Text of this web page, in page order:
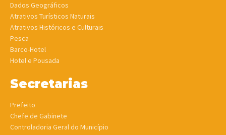
Dados Geográficos
Atrativos Turísticos Naturais
Atrativos Históricos e Culturais
Pesca
Barco-Hotel
Hotel e Pousada
Secretarias
Prefeito
Chefe de Gabinete
Controladoria Geral do Município